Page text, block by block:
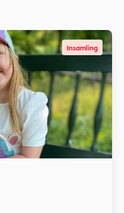
Insamling